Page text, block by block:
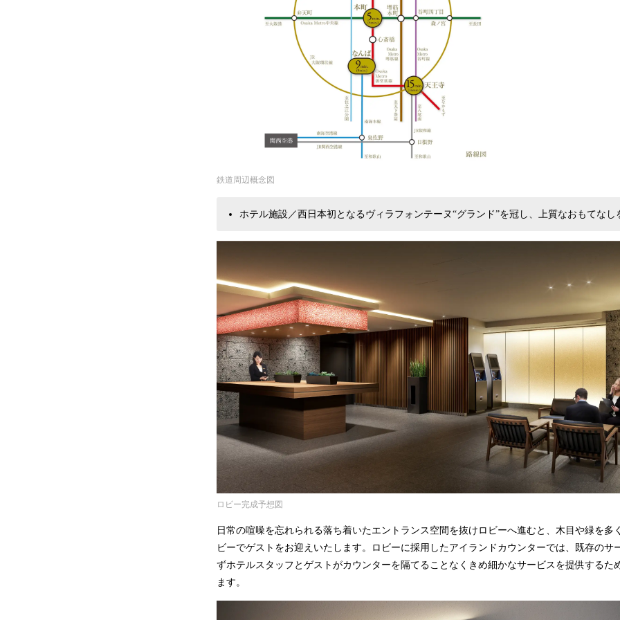
鉄道周辺概念図
ホテル施設／西日本初となるヴィラフォンテーヌ“グランド”を冠し、上質なおもてなし
ロビー完成予想図
日常の喧噪を忘れられる落ち着いたエントランス空間を抜けロビーへ進むと、木目や緑を多
ビーでゲストをお迎えいたします。ロビーに採用したアイランドカウンターでは、既存のサ
ずホテルスタッフとゲストがカウンターを隔てることなくきめ細かなサービスを提供するた
ます。